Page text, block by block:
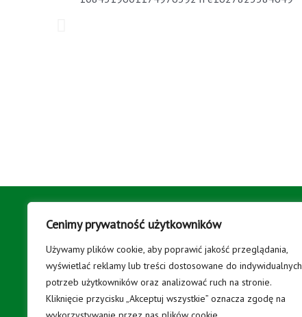
Cenimy prywatność użytkowników
Używamy plików cookie, aby poprawić jakość przeglądania,
wyświetlać reklamy lub treści dostosowane do indywidualnych
potrzeb użytkowników oraz analizować ruch na stronie.
Kliknięcie przycisku „Akceptuj wszystkie” oznacza zgodę na
WLKS KRAKUS
SWOSZOWICE
KLUB
Historia
Treningi